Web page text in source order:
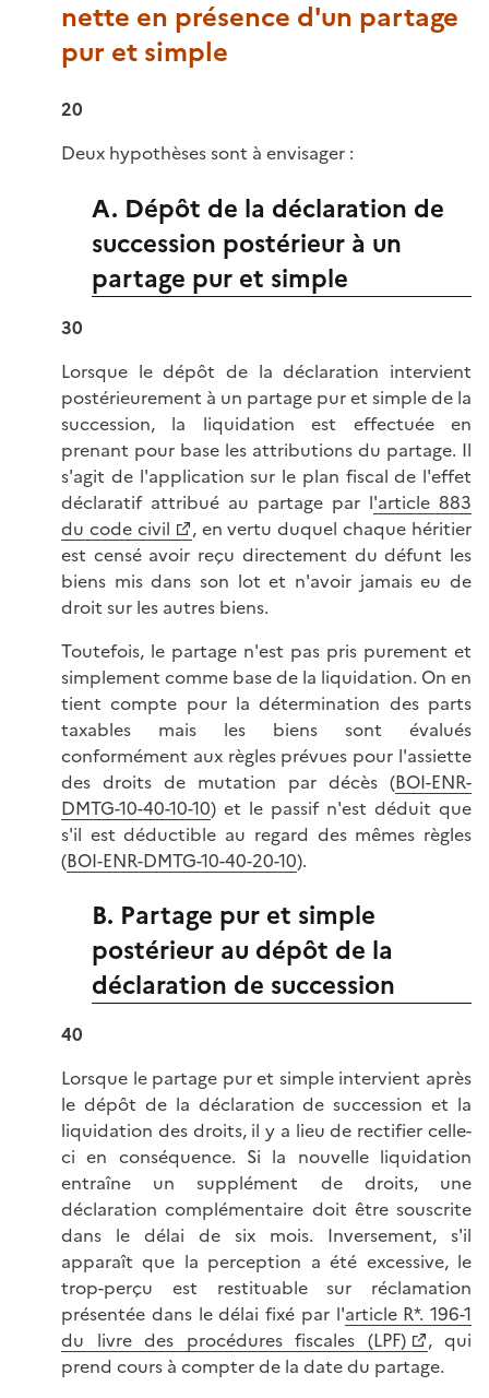
nette en présence d'un partage
pur et simple
20
Deux hypothèses sont à envisager :
A. Dépôt de la déclaration de
succession postérieur à un
partage pur et simple
30
Lorsque le dépôt de la déclaration intervient
postérieurement à un partage pur et simple de la
succession, la liquidation est effectuée en
prenant pour base les attributions du partage. Il
s'agit de l'application sur le plan fiscal de l'effet
déclaratif attribué au partage par l'article 883
du code civil
, en vertu duquel chaque héritier
est censé avoir reçu directement du défunt les
biens mis dans son lot et n'avoir jamais eu de
droit sur les autres biens.
Toutefois, le partage n'est pas pris purement et
simplement comme base de la liquidation. On en
tient compte pour la détermination des parts
taxables mais les biens sont évalués
conformément aux règles prévues pour l'assiette
des droits de mutation par décès (BOI-ENR-
DMTG-10-40-10-10) et le passif n'est déduit que
s'il est déductible au regard des mêmes règles
(BOI-ENR-DMTG-10-40-20-10).
B. Partage pur et simple
postérieur au dépôt de la
déclaration de succession
40
Lorsque le partage pur et simple intervient après
le dépôt de la déclaration de succession et la
liquidation des droits, il y a lieu de rectifier celle-
ci en conséquence. Si la nouvelle liquidation
entraîne un supplément de droits, une
déclaration complémentaire doit être souscrite
dans le délai de six mois. Inversement, s'il
apparaît que la perception a été excessive, le
trop-perçu est restituable sur réclamation
présentée dans le délai fixé par l'article R*. 196-1
du livre des procédures fiscales (LPF)
, qui
prend cours à compter de la date du partage.